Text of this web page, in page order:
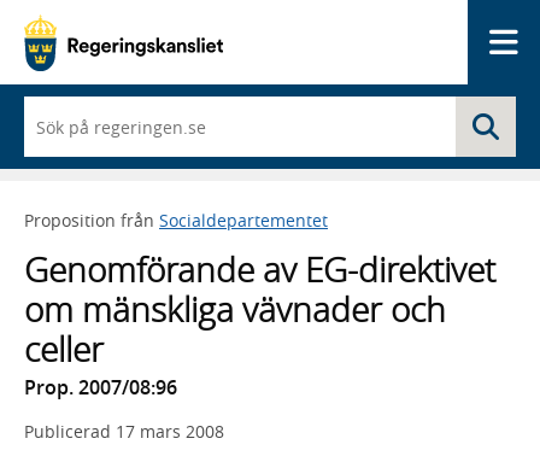
du
börjar
skriva
framträder
lista
med
sökförslag
Proposition från Socialdepartementet
Genomförande av EG-direktivet
om mänskliga vävnader och
celler
Prop. 2007/08:96
Publicerad 17 mars 2008